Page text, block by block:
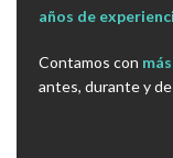
años de
Contamos con
antes, durante y